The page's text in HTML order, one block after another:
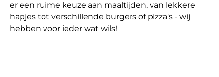
er een ruime keuze aan maaltijden, van lekkere
hapjes tot verschillende burgers of pizza's - wij
hebben voor ieder wat wils!